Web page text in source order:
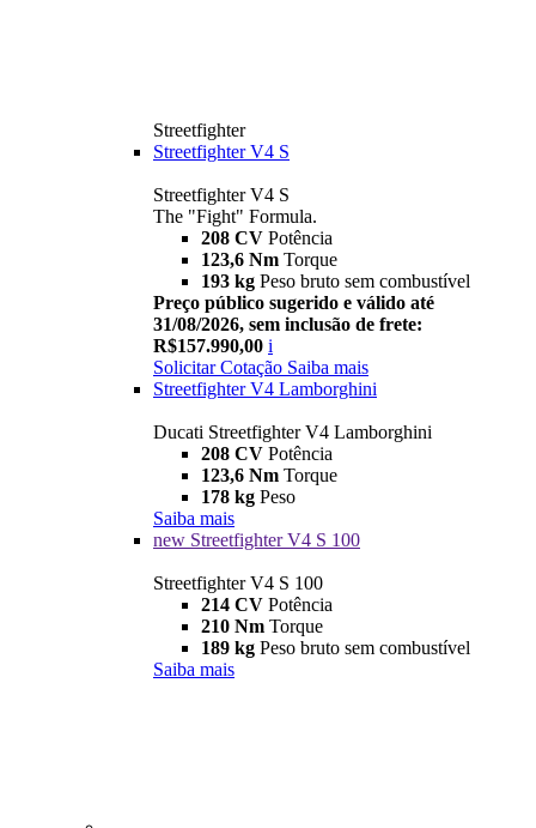
Streetfighter
Streetfighter V4 S
Streetfighter V4 S
The "Fight" Formula.
208 CV Potência
123,6 Nm Torque
193 kg Peso bruto sem combustível
Preço público sugerido e válido até
31/08/2026, sem inclusão de frete:
R$157.990,00 i
Solicitar Cotação Saiba mais
Streetfighter V4 Lamborghini
Ducati Streetfighter V4 Lamborghini
208 CV Potência
123,6 Nm Torque
178 kg Peso
Saiba mais
new Streetfighter V4 S 100
Streetfighter V4 S 100
214 CV Potência
210 Nm Torque
189 kg Peso bruto sem combustível
Saiba mais